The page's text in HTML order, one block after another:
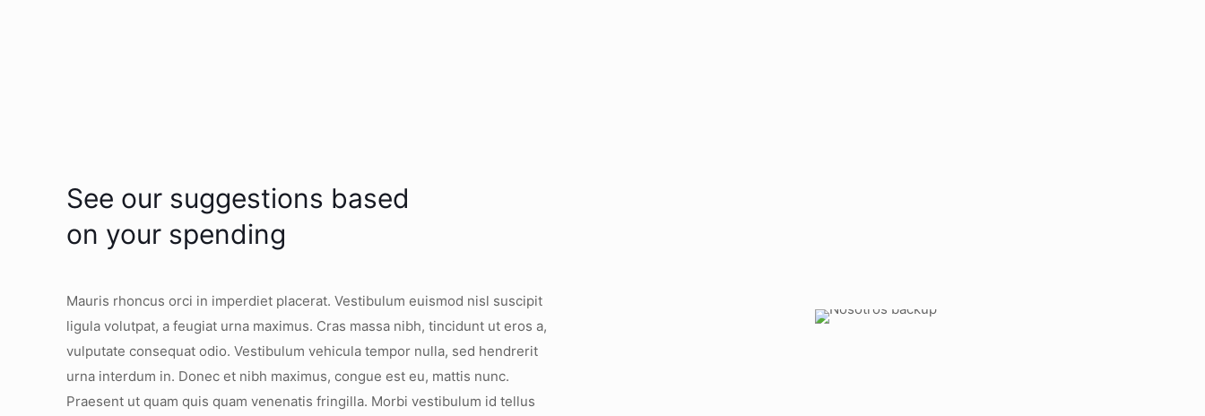
See our suggestions based
on your spending
Mauris rhoncus orci in imperdiet placerat. Vestibulum euismod nisl suscipit
ligula volutpat, a feugiat urna maximus. Cras massa nibh, tincidunt ut eros a,
vulputate consequat odio. Vestibulum vehicula tempor nulla, sed hendrerit
urna interdum in. Donec et nibh maximus, congue est eu, mattis nunc.
Praesent ut quam quis quam venenatis fringilla. Morbi vestibulum id tellus